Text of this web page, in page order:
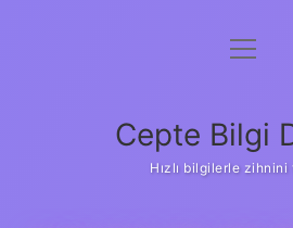
Anasayfa
Yasal Uyarı
menüyü
Cepte Bilgi
Hızlı bilgilerle